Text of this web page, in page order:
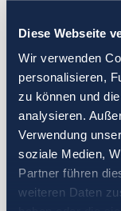
Diese Webseite
Wir verwenden
personalisieren,
zu können und
analysieren.
Verwendung
soziale Medien,
Partner führen
weiteren Daten